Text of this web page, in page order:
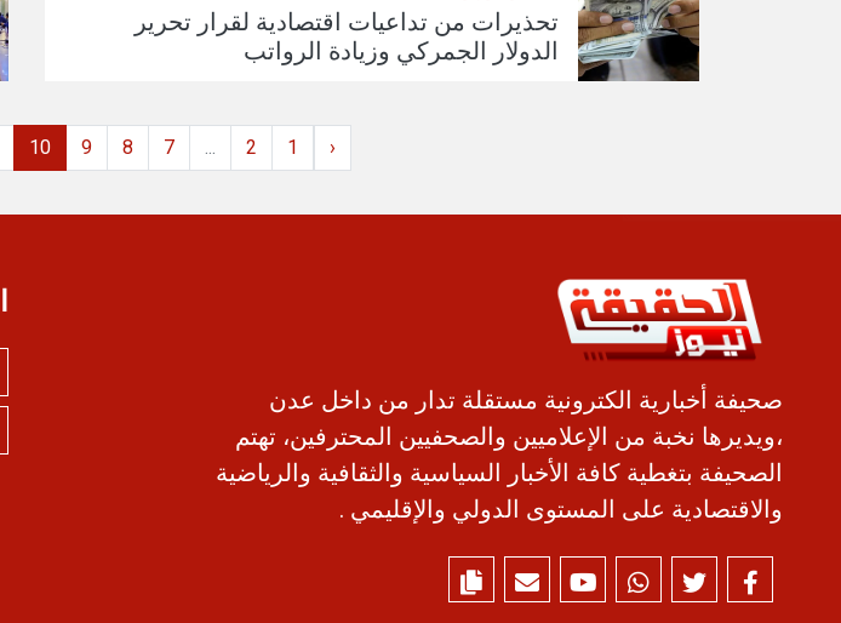
تحذيرات من تداعيات اقتصادية لقرار تحرير
الدولار الجمركي وزيادة الرواتب
‹
1
2
...
7
8
9
10
صحيفة أخبارية الكترونية مستقلة تدار من داخل عدن
،ويديرها نخبة من الإعلاميين والصحفيين المحترفين، تهتم
الصحيفة بتغطية كافة الأخبار السياسية والثقافية والرياضية
والاقتصادية على المستوى الدولي والإقليمي .